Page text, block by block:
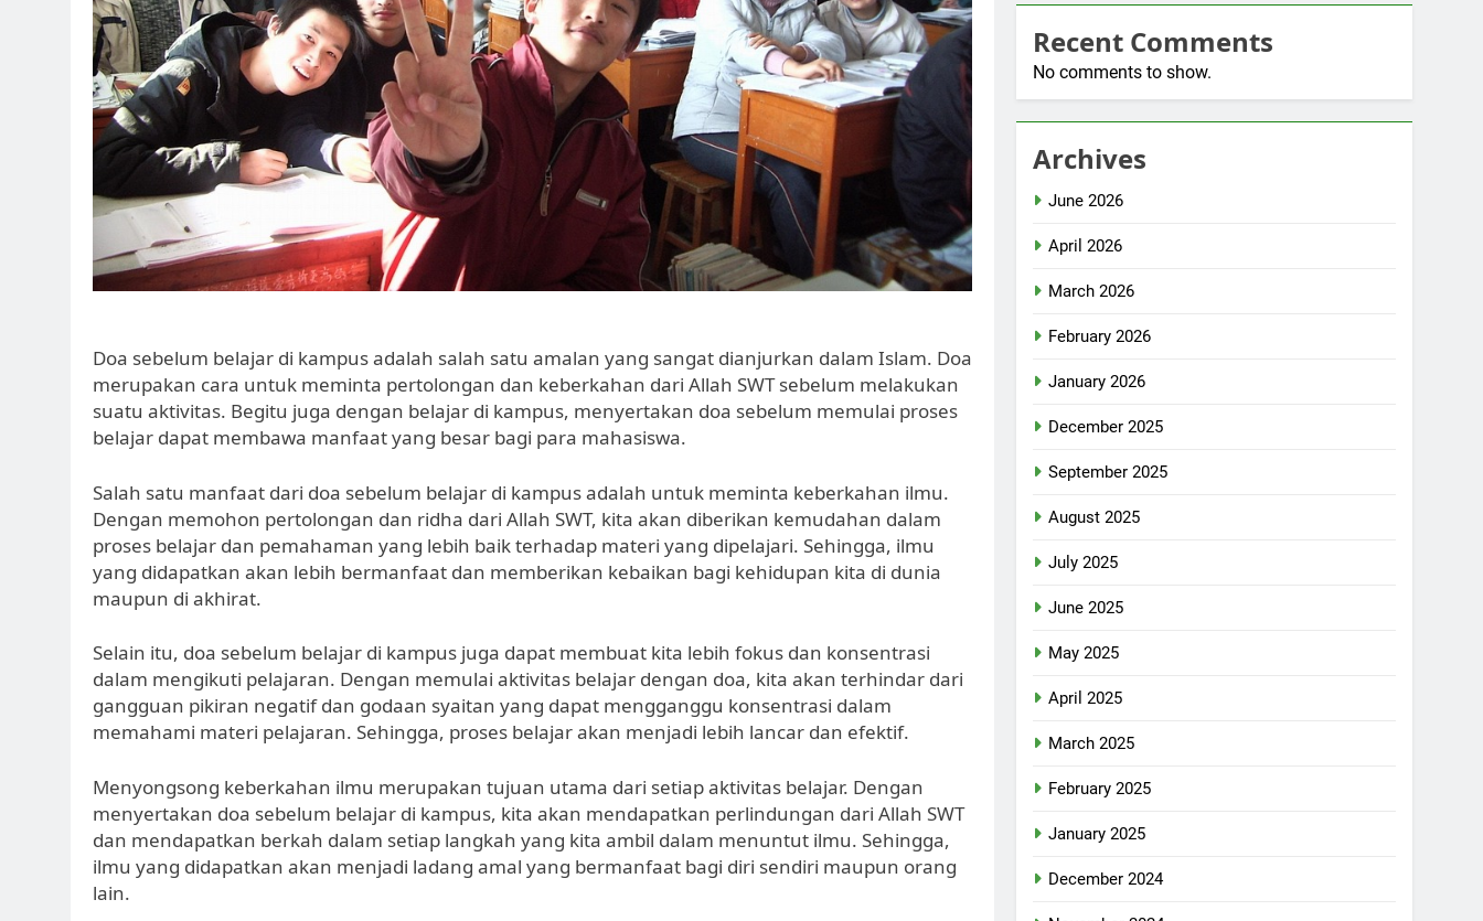
Doa sebelum belajar di kampus adalah salah satu amalan yang sangat dianjurkan dalam Islam. Doa
merupakan cara untuk meminta pertolongan dan keberkahan dari Allah SWT sebelum melakukan
suatu aktivitas. Begitu juga dengan belajar di kampus, menyertakan doa sebelum memulai proses
belajar dapat membawa manfaat yang besar bagi para mahasiswa.
Salah satu manfaat dari doa sebelum belajar di kampus adalah untuk meminta keberkahan ilmu.
Dengan memohon pertolongan dan ridha dari Allah SWT, kita akan diberikan kemudahan dalam
proses belajar dan pemahaman yang lebih baik terhadap materi yang dipelajari. Sehingga, ilmu
yang didapatkan akan lebih bermanfaat dan memberikan kebaikan bagi kehidupan kita di dunia
maupun di akhirat.
Selain itu, doa sebelum belajar di kampus juga dapat membuat kita lebih fokus dan konsentrasi
dalam mengikuti pelajaran. Dengan memulai aktivitas belajar dengan doa, kita akan terhindar dari
gangguan pikiran negatif dan godaan syaitan yang dapat mengganggu konsentrasi dalam
memahami materi pelajaran. Sehingga, proses belajar akan menjadi lebih lancar dan efektif.
Menyongsong keberkahan ilmu merupakan tujuan utama dari setiap aktivitas belajar. Dengan
menyertakan doa sebelum belajar di kampus, kita akan mendapatkan perlindungan dari Allah SWT
dan mendapatkan berkah dalam setiap langkah yang kita ambil dalam menuntut ilmu. Sehingga,
ilmu yang didapatkan akan menjadi ladang amal yang bermanfaat bagi diri sendiri maupun orang
lain.
Recent Comments
No comments to show.
Archives
June 2026
April 2026
March 2026
February 2026
January 2026
December 2025
September 2025
August 2025
July 2025
June 2025
May 2025
April 2025
March 2025
February 2025
January 2025
December 2024